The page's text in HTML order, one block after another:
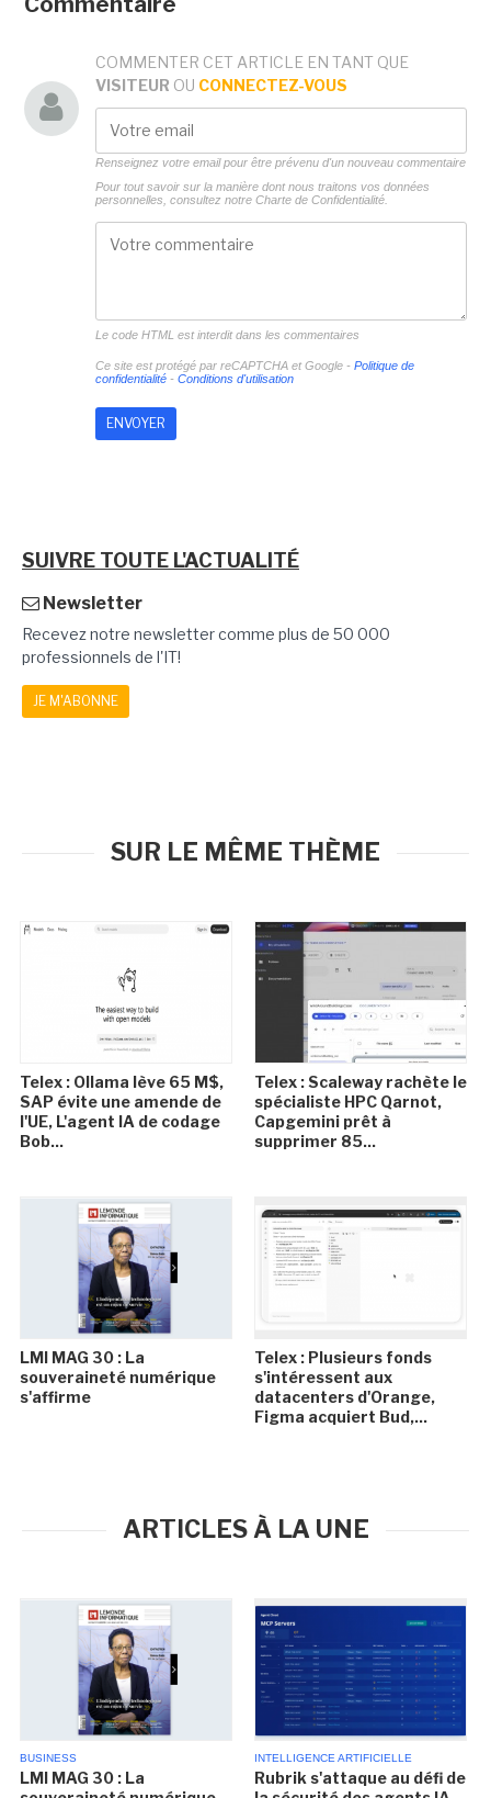
COMMENTER CET ARTICLE EN TANT QUE
VISITEUR OU CONNECTEZ-VOUS
Renseignez votre email pour être prévenu d'un nouveau commentaire
Pour tout savoir sur la manière dont nous traitons vos données
personnelles, consultez notre Charte de Confidentialité.
Le code HTML est interdit dans les commentaires
Ce site est protégé par reCAPTCHA et Google - Politique de
confidentialité- Conditions d'utilisation
SUIVRE TOUTE L'ACTUALITÉ
Newsletter
Recevez notre newsletter comme plus de 50 000
professionnels de l'IT!
JE M'ABONNE
SUR LE MÊME THÈME
Telex : Ollama lève 65 M$,
SAP évite une amende de
l'UE, L'agent IA de codage
Bob...
Telex : Scaleway rachète le
spécialiste HPC Qarnot,
Capgemini prêt à
supprimer 85...
LMI MAG 30 : La
souveraineté numérique
s'affirme
Telex : Plusieurs fonds
s'intéressent aux
datacenters d'Orange,
Figma acquiert Bud,...
ARTICLES À LA UNE
BUSINESS
LMI MAG 30 : La
INTELLIGENCE ARTIFICIELLE
Rubrik s'attaque au défi de